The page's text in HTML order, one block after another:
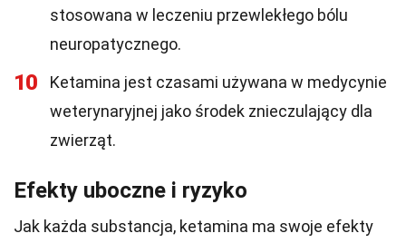
stosowana w leczeniu przewlekłego bólu
neuropatycznego.
10
Ketamina jest czasami używana w medycynie
weterynaryjnej jako środek znieczulający dla
zwierząt.
Efekty uboczne i ryzyko
Jak każda substancja, ketamina ma swoje efekty